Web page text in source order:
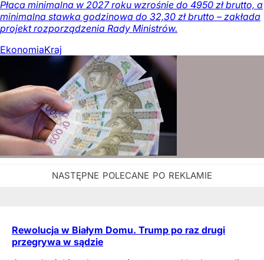
Płaca minimalna w 2027 roku wzrośnie do 4950 zł brutto, a
minimalna stawka godzinowa do 32,30 zł brutto – zakłada
projekt rozporządzenia Rady Ministrów.
EkonomiaKraj
Rewolucja w Białym Domu. Trump po raz drugi
przegrywa w sądzie